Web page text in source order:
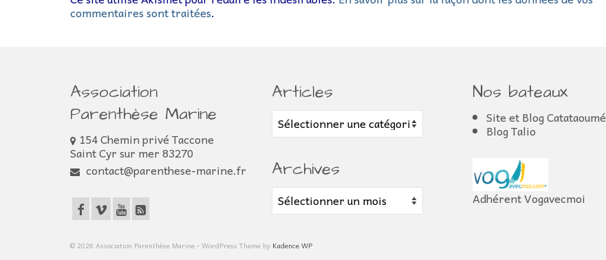
commentaires sont traitées.
Association
Parenthèse Marine
154 Chemin privé Taccone
Saint Cyr sur mer 83270
contact@parenthese-marine.fr
Articles
Articles
Archives
Archives
Nos bateaux
Site et Blog Catataoumé
Blog Talio
Adhérent Vogavecmoi
© 2026 Association Parenthèse Marine - WordPress Theme by Kadence WP